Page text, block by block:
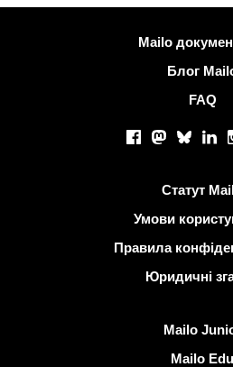
Mailo
Блог
FAQ
Facebook
Mastodon
Bluesky
Статут
Умови
Правила
Юридичні
Mailo
Mailo Edu